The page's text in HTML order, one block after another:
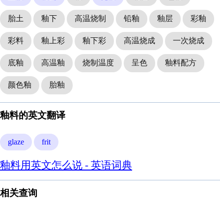
胎土 釉下 高温烧制 铅釉 釉层 彩釉
彩料 釉上彩 釉下彩 高温烧成 一次烧成
底釉 高温釉 烧制温度 呈色 釉料配方
颜色釉 胎釉
釉料的英文翻译
glaze frit
釉料用英文怎么说 - 英语词典
相关查询